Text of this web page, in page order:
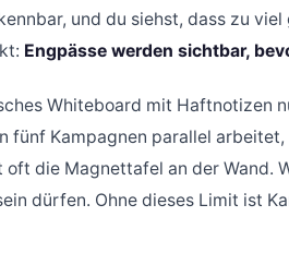
und du siehst, dass zu
Engpässe werden sichtbar,
Whiteboard mit Haftnotizen
fünf Kampagnen parallel
die Magnettafel an der Wand.
dürfen. Ohne dieses Limit ist